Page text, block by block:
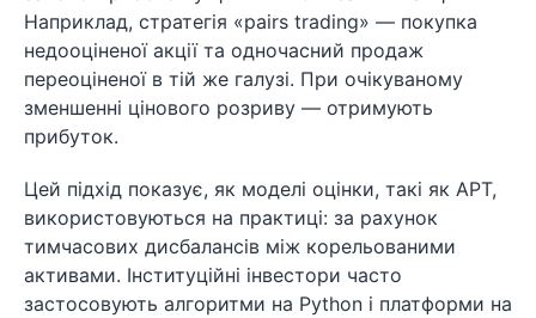
Наприклад, стратегія «pairs trading» — покупка
недооціненої акції та одночасний продаж
переоціненої в тій же галузі. При очікуваному
зменшенні цінового розриву — отримують
прибуток.
Цей підхід показує, як моделі оцінки, такі як APT,
використовуються на практиці: за рахунок
тимчасових дисбалансів між корельованими
активами. Інституційні інвестори часто
застосовують алгоритми на Python і платформи на